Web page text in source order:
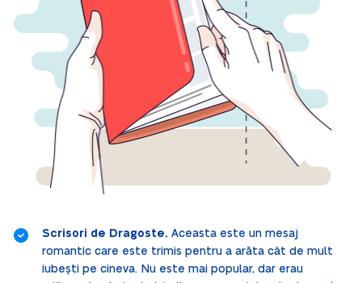
Scrisori de Dragoste. Aceasta este un mesaj
romantic care este trimis pentru a arăta cât de mult
iubești pe cineva. Nu este mai popular, dar erau